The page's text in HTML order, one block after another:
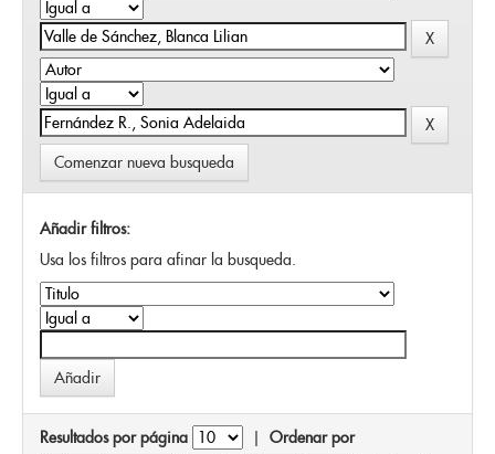
Comenzar nueva busqueda
Añadir filtros:
Usa los filtros para afinar la busqueda.
Resultados por página | Ordenar por